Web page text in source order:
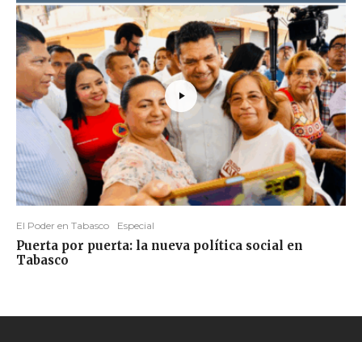
El Poder en Tabasco Especial
Puerta por puerta: la nueva política social en
Tabasco